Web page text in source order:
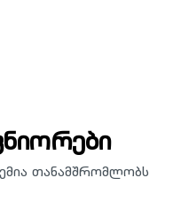
თანამშრომლობს